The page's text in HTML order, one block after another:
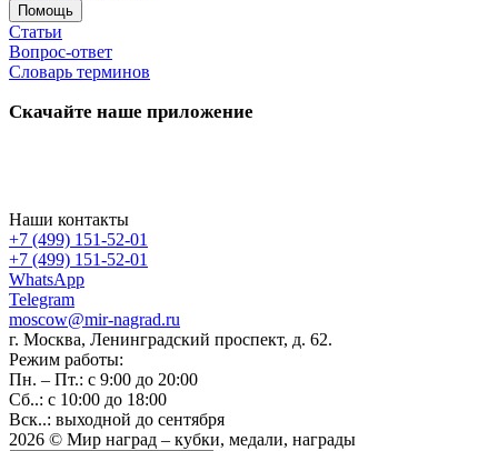
Помощь
Статьи
Вопрос-ответ
Словарь терминов
Скачайте наше приложение
Наши контакты
+7 (499) 151-52-01
+7 (499) 151-52-01
WhatsApp
Telegram
moscow@mir-nagrad.ru
г. Москва, Ленинградский проспект, д. 62.
Режим работы:
Пн. – Пт.: с 9:00 до 20:00
Сб..: с 10:00 до 18:00
Вск..: выходной до сентября
2026 © Мир наград – кубки, медали, награды